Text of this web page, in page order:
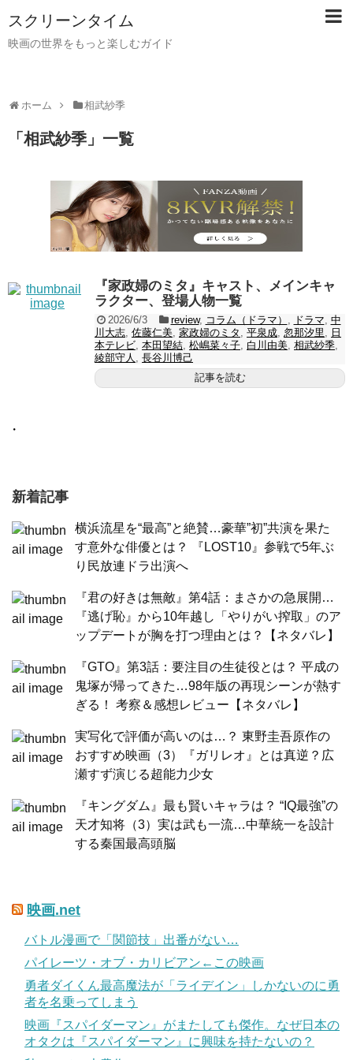
スクリーンタイム
映画の世界をもっと楽しむガイド
ホーム 相武紗季
「 相武紗季 」 一覧
『家政婦のミタ』キャスト、メインキャ
ラクター、登場人物一覧
2026/6/3 review, コラム（ドラマ） , ドラマ, 中
川大志, 佐藤仁美, 家政婦のミタ , 平泉成, 忽那汐里, 日
本テレビ, 本田望結, 松嶋菜々子, 白川由美, 相武紗季,
綾部守人 , 長谷川博己
記事を読む
・
新着記事
横浜流星を“最高”と絶賛…豪華”初”共演を果た
す意外な俳優とは？ 『LOST10』参戦で5年ぶ
り民放連ドラ出演へ
『君の好きは無敵』第4話：まさかの急展開…
『逃げ恥』から10年越し「やりがい搾取」のア
ップデートが胸を打つ理由とは？【ネタバレ】
『GTO』第3話：要注目の生徒役とは？ 平成の
鬼塚が帰ってきた…98年版の再現シーンが熱す
ぎる！ 考察＆感想レビュー【ネタバレ】
実写化で評価が高いのは…？ 東野圭吾原作の
おすすめ映画（3）『ガリレオ』とは真逆？広
瀬すず演じる超能力少女
『キングダム』最も賢いキャラは？ “IQ最強”の
天才知将（3）実は武も一流…中華統一を設計
する秦国最高頭脳
映画.net
バトル漫画で「関節技」出番がない…
パイレーツ・オブ・カリビアン←この映画
勇者ダイくん最高魔法が「ライデイン」しかないのに勇
者を名乗ってしまう
映画『スパイダーマン』がまたしても傑作。なぜ日本の
オタクは『スパイダーマン』に興味を持たないの？